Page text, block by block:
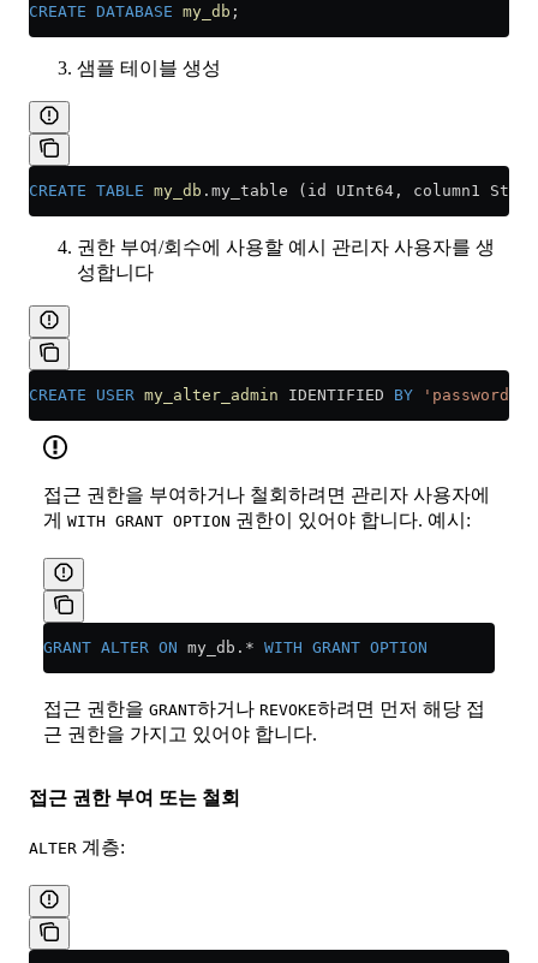
CREATE DATABASE my_db ;
샘플 테이블 생성
CREATE TABLE my_db .my_table (id UInt64, column1
권한 부여/회수에 사용할 예시 관리자 사용자를 생
성합니다
CREATE USER my_alter_admin IDENTIFIED BY 'password'
접근 권한을 부여하거나 철회하려면 관리자 사용자에
게 WITH GRANT OPTION 권한이 있어야 합니다. 예시:
GRANT ALTER ON my_db. * WITH GRANT OPTION
접근 권한을 GRANT하거나 REVOKE하려면 먼저 해당 접
근 권한을 가지고 있어야 합니다.
접근 권한 부여 또는 철회
ALTER 계층: